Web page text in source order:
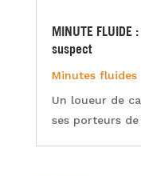
MINUTE
suspect
Minutes fluides
Un loueur de
ses porteurs de